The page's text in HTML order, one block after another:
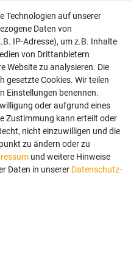
sicheren Bezahlung.
Technologien auf unserer
Daten von
IP-Adresse), um z.B. Inhalte
von Drittanbietern
Website zu analysieren. Die
gesetzte Cookies. Wir teilen
Einstellungen benennen.
oder aufgrund eines
Zustimmung kann erteilt oder
nicht einzuwilligen und die
zu ändern oder zu
und weitere Hinweise
Daten in unserer Daten­schutz­